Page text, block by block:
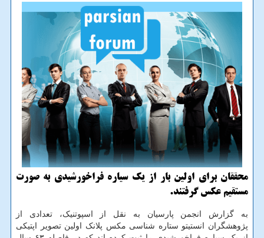
محققان برای اولین بار از یك سیاره فراخورشیدی به صورت
مستقیم عكس گرفتند.
به گزارش انجمن پارسیان به نقل از اسپوتنیک، تعدادی از
پژوهشگران انستیتو ستاره شناسی مکس پلانک اولین تصویر اپتیکی